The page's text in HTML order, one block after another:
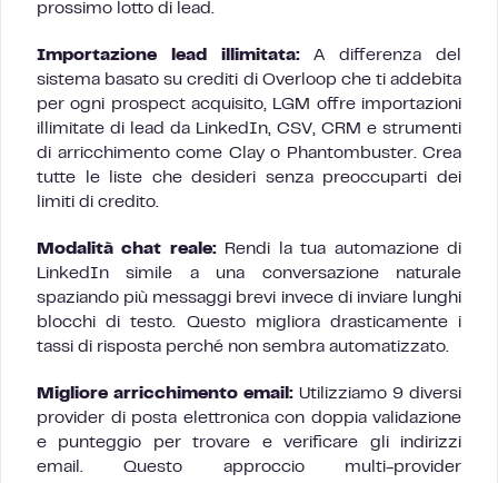
prossimo lotto di lead.
Importazione lead illimitata:A differenza del
sistema basato su crediti di Overloop che ti addebita
per ogni prospect acquisito, LGM offre importazioni
illimitate di lead da LinkedIn, CSV, CRM e strumenti
di arricchimento come Clay o Phantombuster. Crea
tutte le liste che desideri senza preoccuparti dei
limiti di credito.
Modalità chat reale:Rendi la tua automazione di
LinkedIn simile a una conversazione naturale
spaziando più messaggi brevi invece di inviare lunghi
blocchi di testo. Questo migliora drasticamente i
tassi di risposta perché non sembra automatizzato.
Migliore arricchimento email: Utilizziamo 9 diversi
provider di posta elettronica con doppia validazione
e punteggio per trovare e verificare gli indirizzi
email. Questo approccio multi-provider